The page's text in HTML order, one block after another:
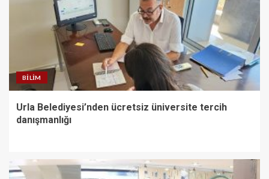
BILIM
Urla Belediyesi’nden ücretsiz üniversite tercih
danışmanlığı